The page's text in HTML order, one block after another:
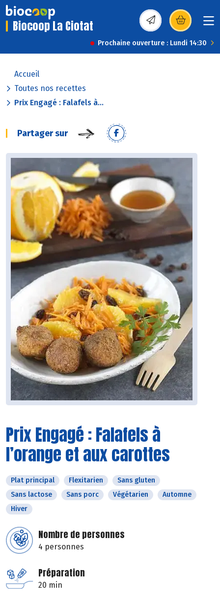
Biocoop La Ciotat (s’ouvre dans une
Prochaine ouverture : Lundi 14:30
Accueil
Toutes nos recettes
Prix Engagé : Falafels à...
Partager sur
Prix Engagé : Falafels à
l’orange et aux carottes
Plat principal Flexitarien
Sans gluten
Sans lactose
Sans porc Végétarien
Automne
Hiver
Nombre de personnes
4 personnes
Préparation
20 min